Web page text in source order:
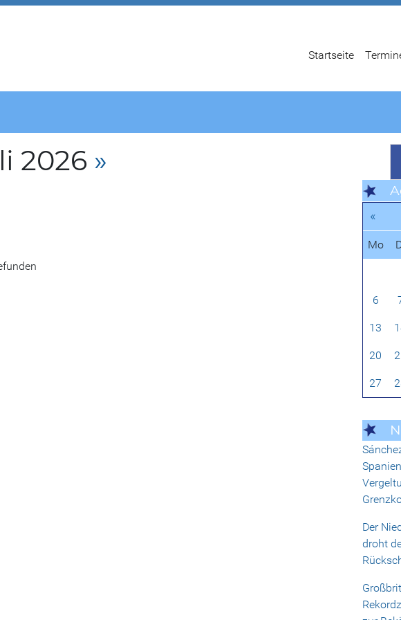
Startseite
2026 »
«
Mo
6
13
20
27
Der
droht